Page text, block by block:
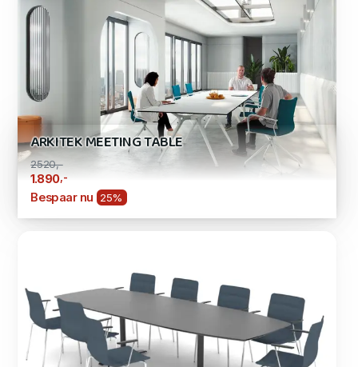
ARKITEK MEETING TABLE
2520,-
1.890,-
Bespaar nu 25%